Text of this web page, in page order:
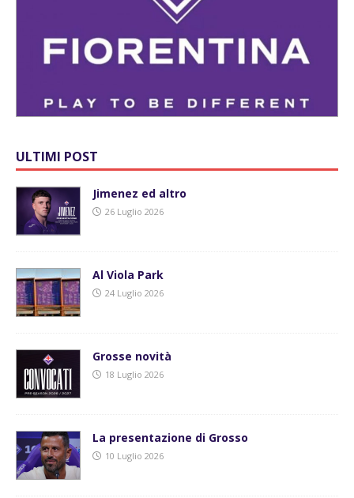
ULTIMI POST
Jimenez ed altro
26 Luglio 2026
Al Viola Park
24 Luglio 2026
Grosse novità
18 Luglio 2026
La presentazione di Grosso
10 Luglio 2026